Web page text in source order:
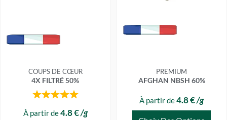
COUPS DE CŒUR
4X FILTRÉ 50%
À partir de4.8 €/g
choisies
sur
page
du
produit
PREMIUM
AFGHAN NBSH 60%
À partir de4.8 €/g
être
choisies
page
du
produit